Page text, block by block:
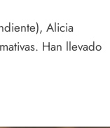
Alicia
Han llevado